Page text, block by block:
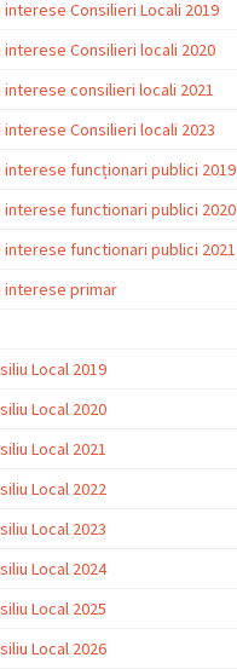
Consilieri Locali 2019
Consilieri locali 2020
consilieri locali 2021
Consilieri locali 2023
interese funcționari publici 2019
interese functionari publici 2020
interese functionari publici 2021
interese primar
Local 2019
Local 2020
Local 2021
Local 2022
Local 2023
Local 2024
Local 2025
Local 2026